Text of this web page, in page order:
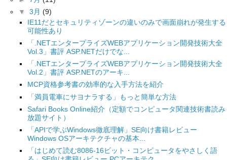
▼ 3月 (9)
IE11だとセキュリティゾーンの違いのみで画面崩れが発生する
可能性あり
「.NETエンタープライズWEBアプリケーション開発技術大全
Vol.3」書評 ASP.NETだけでな...
「.NETエンタープライズWEBアプリケーション開発技術大全
Vol.2」書評 ASP.NETのアーキ...
MCP資格参考書の効率的な入手方法を紹介
「満員電車にサヨナラする」もっと簡単な方法
Safari Books Online紹介（定額でコンピュータ関連技術書読み
放題サイト）
「APIで学ぶWindows徹底理解」SE向け書籍レビュー
Windows OSアーキテクチャの基本...
「はじめて読む8086-16ビット・コンピュータをやさしく語